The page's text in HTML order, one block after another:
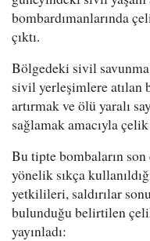
bombardımanlarında
çıktı.
Bölgedeki sivil
sivil yerleşimlere atılan
artırmak ve ölü yaralı
sağlamak amacıyla
Bu tipte bombaların
yönelik sıkça
yetkilileri, saldırılar
bulunduğu belirtilen
yayınladı: